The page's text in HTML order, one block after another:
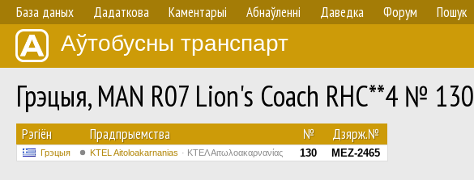
База даных Дадаткова Каментарыі Абнаўленнi Даведка Форум Пошук
Аўтобусны транспарт
Грэцыя, MAN R07 Lion's Coach RHC**4 № 130
Рэгіён Прадпрыемства № Дзярж.№
Грэцыя KTEL Aitoloakarnanias ΚΤΕΛ Αιτωλοακαρνανίας 130 MEZ-2465